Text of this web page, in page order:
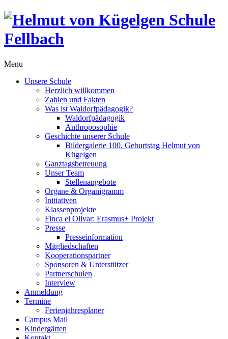
Menu
Unsere Schule
Herzlich willkommen
Zahlen und Fakten
Was ist Waldorfpädagogik?
Waldorfpädagogik
Anthroposophie
Geschichte unserer Schule
Bildergalerie 100. Geburtstag Helmut von
Kügelgen
Ganztagsbetreuung
Unser Team
Stellenangebote
Organe & Organigramm
Initiativen
Klassenprojekte
Finca el Olivar: Erasmus+ Projekt
Presse
Presseinformation
Mitgliedschaften
Kooperationspartner
Sponsoren & Unterstützer
Partnerschulen
Interview
Anmeldung
Termine
Ferienjahresplaner
Campus Mail
Kindergärten